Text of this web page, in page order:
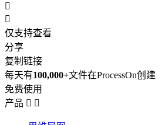


仅支持查看
分享
复制链接
每天有100,000+文件在ProcessOn创建
免费使用
产品  